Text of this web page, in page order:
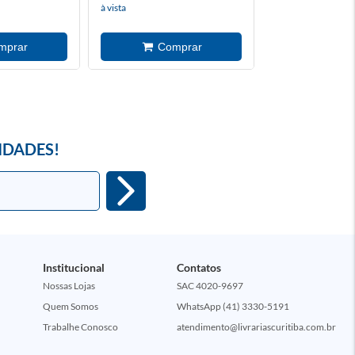
à vista
Institucional
Nossas Lojas
Quem Somos
Trabalhe Conosco
Contatos
SAC 4020-9697
WhatsApp (41) 3330-5191
atendimento@livrariascuritiba.com.br